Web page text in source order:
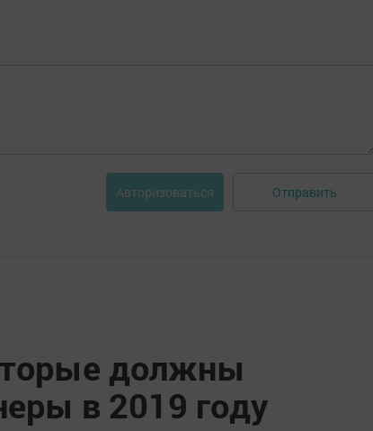
Авторизоваться Отправить
должны
в 2019 году